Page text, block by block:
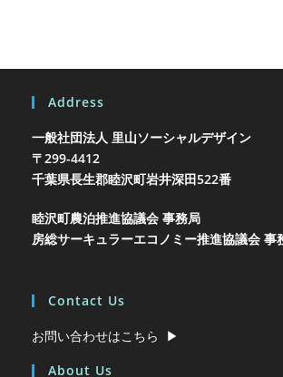
Address
一般社団法人 里山ソーシャルデザイン
〒299-4412
千葉県長生郡睦沢町岩井深田522番
睦沢町農泊推進協議会 事務局
房総サーキュラーエコノミー推進協議会 事
Contact Us
お問い合わせはこちら ▶︎
About Us